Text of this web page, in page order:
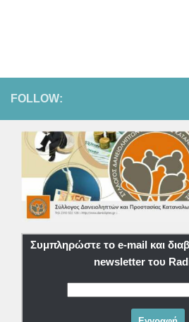
FOLLOW:
Συμπληρώστε το e-mail και
newsletter του